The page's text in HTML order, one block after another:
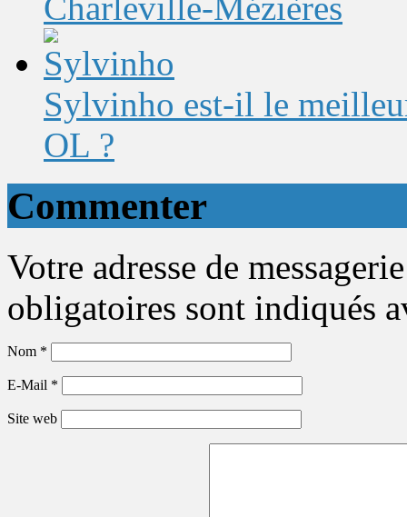
Charleville-Mézières
Sylvinho est-il le
OL ?
Commenter
Votre adresse de
obligatoires sont indiqués
Nom *
E-Mail *
Site web